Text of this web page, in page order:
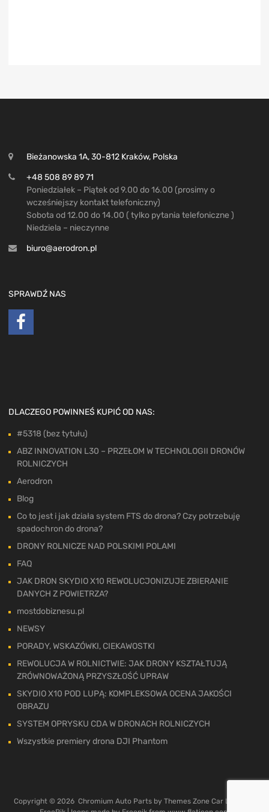
Bieżanowska 1A, 30-812 Kraków, Polska
+48 508 89 89 71
Poniedziałek – Piątek od 9.00 do 16.00 (prosimy o
wcześniejszy kontakt telefoniczny)
Sobota od 12.00 do 14.00 ( tylko pytania telefoniczne )
Niedziela – nieczynne
biuro@aerodron.pl
SPRAWDŹ NAS
DLACZEGO POWINNEŚ KUPIĆ OD NAS:
#5318 (bez tytułu)
ABZ INNOVATION L30 – PRZEŁOM W TECHNOLOGII DRONÓW
ROLNICZYCH
Aerodron
Blog
Co to jest i jak działa system FTS do drona? Czy potrzebuję
spadochron do drona?
DRONY ROLNICZE NAD POLSKIMI POLAMI
FAQ
JAK DRON SKYDIO X10 REWOLUCJONIZUJE ZBIERANIE
DANYCH Z POWIETRZA?
mostdobiznesu.pl
NEWSY
PORADY, WSKAZÓWKI, CIEKAWOSTKI
REWOLUCJA W ROLNICTWIE: JAK DRONY KSZTAŁTUJĄ
ZRÓWNOWAŻONĄ PRZYSZŁOŚĆ UPRAW
SKYDIO X10 POD LUPĄ: KOMPLEKSOWA OCENA JAKOŚCI
OBRAZU
SYSTEM OPRYSKU CDA W DRONACH ROLNICZYCH
Wszystkie premiery drona DJI Phantom
Copyright © 2026 Chromium Auto Parts by Themes Zone Car Logos by